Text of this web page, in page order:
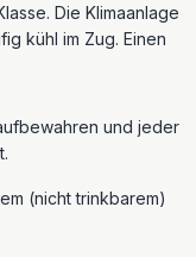
Die Klimaanlage
kühl im Zug. Einen
und jeder
(nicht trinkbarem)